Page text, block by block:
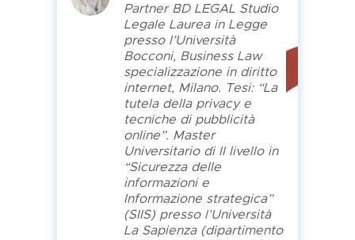
Partner BD LEGAL Studio
Legale Laurea in Legge
presso l’Università
Bocconi, Business Law
specializzazione in diritto
internet, Milano. Tesi: “La
tutela della privacy e
tecniche di pubblicità
online”. Master
Universitario di II livello in
“Sicurezza delle
informazioni e
Informazione strategica”
(SIIS) presso l’Università
La Sapienza (dipartimento